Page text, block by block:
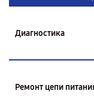
Диагностика
Ремонт цепи